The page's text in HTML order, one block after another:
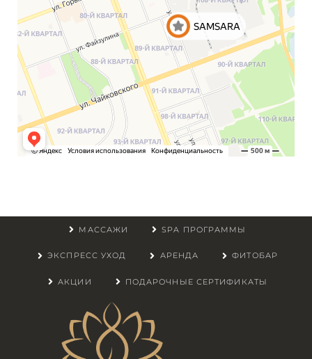
МАССАЖИ SPA ПРОГРАММЫ
ЭКСПРЕСС УХОД АРЕНДА ФИТОБАР
АКЦИИ ПОДАРОЧНЫЕ СЕРТИФИКАТЫ